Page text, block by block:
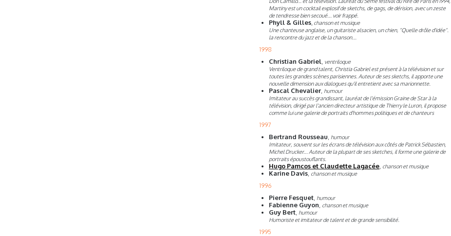
Martiny est un cocktail explosif de sketchs, de gags, de dérision, avec un zeste
de tendresse bien secoué... voir frappé.
Phyll & Gilles, chanson et musique
Une chanteuse anglaise, un guitariste alsacien, un chien, "Quelle drôle d'idée".
la rencontre du jazz et de la chanson...
1998
Christian Gabriel, ventriloque
Ventriloque de grand talent, Christia Gabriel est présent à la télévision et sur
toutes les grandes scènes parisiennes. Auteur de ses sketchs, il apporte une
nouvelle dimension aux dialogues qu'il entretient avec sa marionnette.
Pascal Chevalier, humour
Imitateur au succès grandissant, lauréat de l'émission Graine de Star à la
télévision, dirigé par l'ancien directeur artistique de Thierry le Luron, il propose
comme lui une galerie de portraits d'hommes politiques et de chanteurs
1997
Bertrand Rousseau humour
Imitateur, souvent sur les écrans de télévision aux côtés de Patrick Sébastien,
Michel Drucker... Auteur de la plupart de ses sketches, il forme une galerie de
portraits époustouflants.
Hugo Pamcos et Claudette Lagacée, chanson et musique
Karine Davis, chanson et musique
1996
Pierre Fesquet, humour
Fabienne Guyon chanson et musique
Guy Bert, humour
Humoriste et imitateur de talent et de grande sensibilité.
1995